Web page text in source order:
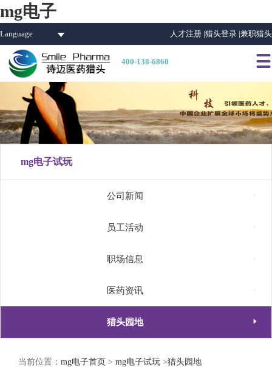
mg电子
Language 人才注册 |猎头登录 |兼职猎头
400-138-6860 
mg电子试玩
公司新闻
员工活动
职场信息
医药资讯
猎头园地 
当前位置： mg电子首页 > mg电子试玩 >猎头园地